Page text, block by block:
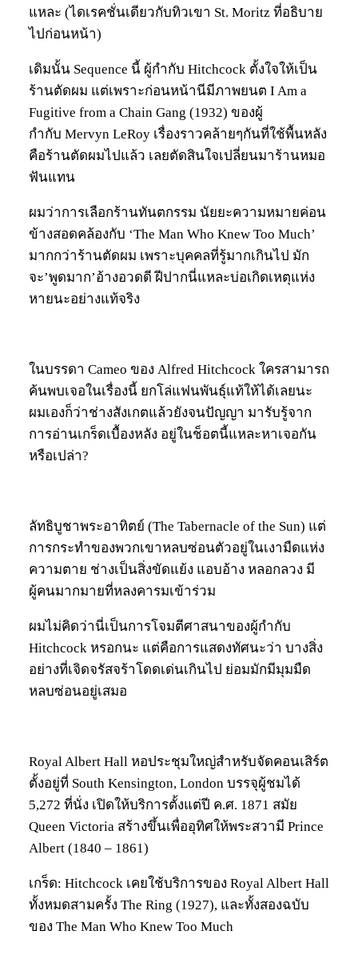
แหละ (ไดเรคชั่นเดียวกับทิวเขา St. Moritz ที่อธิบาย
ไปก่อนหน้า)
เดิมนั้น Sequence นี้ ผู้กำกับ Hitchcock ตั้งใจให้เป็น
ร้านตัดผม แต่เพราะก่อนหน้านีมีภาพยนต I Am a
Fugitive from a Chain Gang (1932) ของผู้
กำกับ Mervyn LeRoy เรื่องราวคล้ายๆกันที่ใช้พื้นหลัง
คือร้านตัดผมไปแล้ว เลยตัดสินใจเปลี่ยนมาร้านหมอ
ฟันแทน
ผมว่าการเลือกร้านทันตกรรม นัยยะความหมายค่อน
ข้างสอดคล้องกับ ‘The Man Who Knew Too Much’
มากกว่าร้านตัดผม เพราะบุคคลที่รู้มากเกินไป มัก
จะ’พูดมาก’อ้างอวดดี ฝีปากนี่แหละบ่อเกิดเหตุแห่ง
หายนะอย่างแท้จริง
ในบรรดา Cameo ของ Alfred Hitchcock ใครสามารถ
ค้นพบเจอในเรื่องนี้ ยกโล่แฟนพันธุ์แท้ให้ได้เลยนะ
ผมเองก็ว่าช่างสังเกตแล้วยังจนปัญญา มารับรู้จาก
การอ่านเกร็ดเบื้องหลัง อยู่ในช็อตนี้แหละหาเจอกัน
หรือเปล่า?
ลัทธิบูชาพระอาทิตย์ (The Tabernacle of the Sun) แต่
การกระทำของพวกเขาหลบซ่อนตัวอยู่ในเงามืดแห่ง
ความตาย ช่างเป็นสิ่งขัดแย้ง แอบอ้าง หลอกลวง มี
ผู้คนมากมายที่หลงคารมเข้าร่วม
ผมไม่คิดว่านี่เป็นการโจมตีศาสนาของผู้กำกับ
Hitchcock หรอกนะ แต่คือการแสดงทัศนะว่า บางสิ่ง
อย่างที่เจิดจรัสจร้าโดดเด่นเกินไป ย่อมมักมีมุมมืด
หลบซ่อนอยู่เสมอ
Royal Albert Hall หอประชุมใหญ่สำหรับจัดคอนเสิร์ต
ตั้งอยู่ที่ South Kensington, London บรรจุผู้ชมได้
5,272 ที่นั่ง เปิดให้บริการตั้งแต่ปี ค.ศ. 1871 สมัย
Queen Victoria สร้างขึ้นเพื่ออุทิศให้พระสวามี Prince
Albert (1840 – 1861)
เกร็ด: Hitchcock เคยใช้บริการของ Royal Albert Hall
ทั้งหมดสามครั้ง The Ring (1927), และทั้งสองฉบับ
ของ The Man Who Knew Too Much